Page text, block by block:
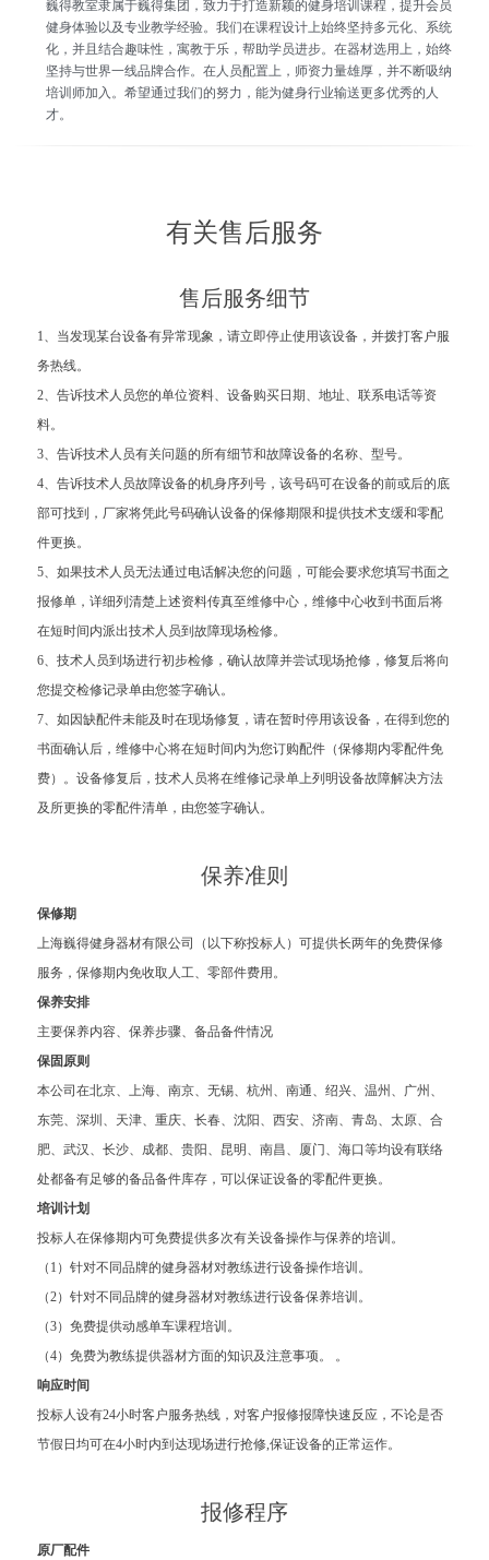
巍得教室隶属于巍得集团，致力于打造新颖的健身培训课程，提升会员
健身体验以及专业教学经验。我们在课程设计上始终坚持多元化、系统
化，并且结合趣味性，寓教于乐，帮助学员进步。在器材选用上，始终
坚持与世界一线品牌合作。在人员配置上，师资力量雄厚，并不断吸纳
培训师加入。希望通过我们的努力，能为健身行业输送更多优秀的人
才。
有关售后服务
售后服务细节
1、当发现某台设备有异常现象，请立即停止使用该设备，并拨打客户服
务热线。
2、告诉技术人员您的单位资料、设备购买日期、地址、联系电话等资
料。
3、告诉技术人员有关问题的所有细节和故障设备的名称、型号。
4、告诉技术人员故障设备的机身序列号，该号码可在设备的前或后的底
部可找到，厂家将凭此号码确认设备的保修期限和提供技术支缓和零配
件更换。
5、如果技术人员无法通过电话解决您的问题，可能会要求您填写书面之
报修单，详细列清楚上述资料传真至维修中心，维修中心收到书面后将
在短时间内派出技术人员到故障现场检修。
6、技术人员到场进行初步检修，确认故障并尝试现场抢修，修复后将向
您提交检修记录单由您签字确认。
7、如因缺配件未能及时在现场修复，请在暂时停用该设备，在得到您的
书面确认后，维修中心将在短时间内为您订购配件（保修期内零配件免
费）。设备修复后，技术人员将在维修记录单上列明设备故障解决方法
及所更换的零配件清单，由您签字确认。
保养准则
保修期
上海巍得健身器材有限公司（以下称投标人）可提供长两年的免费保修
服务，保修期内免收取人工、零部件费用。
保养安排
主要保养内容、保养步骤、备品备件情况
保固原则
本公司在北京、上海、南京、无锡、杭州、南通、绍兴、温州、广州、
东莞、深圳、天津、重庆、长春、沈阳、西安、济南、青岛、太原、合
肥、武汉、长沙、成都、贵阳、昆明、南昌、厦门、海口等均设有联络
处都备有足够的备品备件库存，可以保证设备的零配件更换。
培训计划
投标人在保修期内可免费提供多次有关设备操作与保养的培训。
（1）针对不同品牌的健身器材对教练进行设备操作培训。
（2）针对不同品牌的健身器材对教练进行设备保养培训。
（3）免费提供动感单车课程培训。
（4）免费为教练提供器材方面的知识及注意事项。 。
响应时间
投标人设有24小时客户服务热线，对客户报修报障快速反应，不论是否
节假日均可在4小时内到达现场进行抢修,保证设备的正常运作。
报修程序
原厂配件